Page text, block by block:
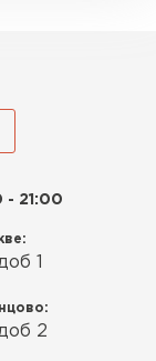
- 21:00
1
2